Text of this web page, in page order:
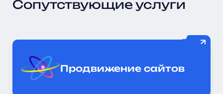
Сопутствующие услуги
Продвижение сайтов